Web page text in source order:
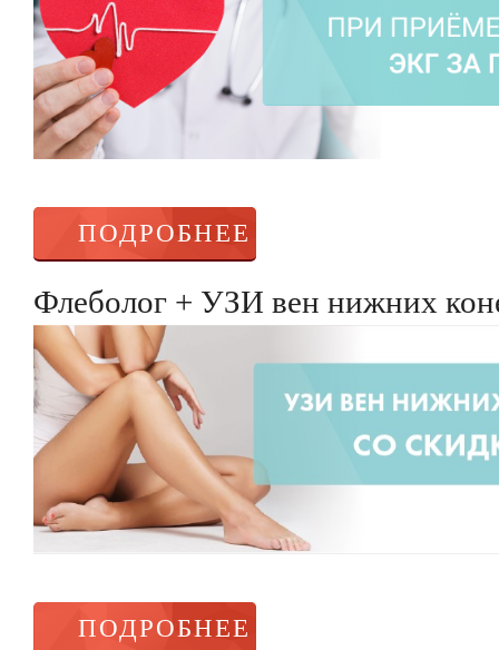
ПОДРОБНЕЕ
Флеболог + УЗИ вен нижних
ПОДРОБНЕЕ